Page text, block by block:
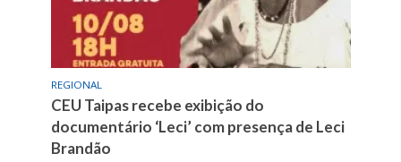
REGIONAL
CEU Taipas recebe exibição do
documentário ‘Leci’ com presença de Leci
Brandão